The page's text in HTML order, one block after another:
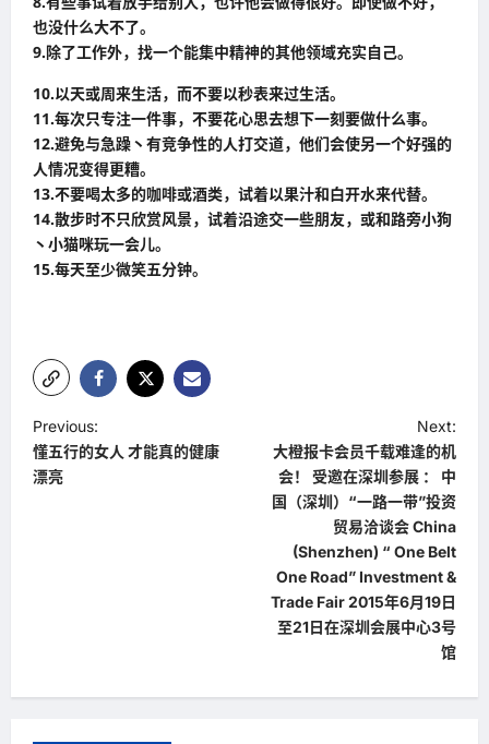
也没什么大不了。
9.除了工作外，找一个能集中精神的其他领域充实自己。
10.以天或周来生活，而不要以秒表来过生活。
11.每次只专注一件事，不要花心思去想下一刻要做什么事。
12.避免与急躁丶有竞争性的人打交道，他们会使另一个好强的
人情况变得更糟。
13.不要喝太多的咖啡或酒类，试着以果汁和白开水来代替。
14.散步时不只欣赏风景，试着沿途交一些朋友，或和路旁小狗
丶小猫咪玩一会儿。
15.每天至少微笑五分钟。
P
o
g
Previous:
懂五行的女人 才能真的健康
漂亮
Next:
大橙报卡会员千载难逢的机
会！ 受邀在深圳参展 ： 中
国（深圳）“一路一带”投资
贸易洽谈会 China
(Shenzhen) “ One Belt
One Road” Investment &
Trade Fair 2015年6月19日
至21日在深圳会展中心3号
馆